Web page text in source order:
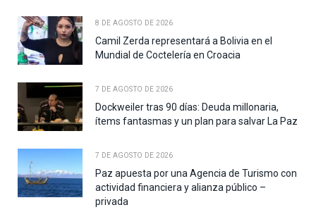
8 DE AGOSTO DE 2026
Camil Zerda representará a Bolivia en el
Mundial de Coctelería en Croacia
7 DE AGOSTO DE 2026
Dockweiler tras 90 días: Deuda millonaria,
ítems fantasmas y un plan para salvar La Paz
7 DE AGOSTO DE 2026
Paz apuesta por una Agencia de Turismo con
actividad financiera y alianza público –
privada